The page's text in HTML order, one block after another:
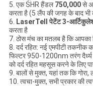
5. एक SHR हैंडल750,000से
करता है (5 लैंप की जगह के बाद भी
6. LaserTell पेटेंट 3-
करता है
7. ठोस मंच का मतलब है कि आपका
8. दर्द रहित: नई एमपीटी तकनीक
फिल्टर 950-1200nm तरंग दैर्ध्य
को दर्द रहित महसूस करने के लिए
9. बालों से मुक्त, यहां तक ​​कि गोरा,
10. त्वचा-मुक्त, सभी प्रकार की